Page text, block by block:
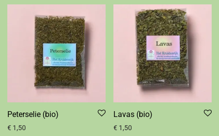
Peterselie (bio)
€ 1,50
Lavas (bio)
€ 1,50